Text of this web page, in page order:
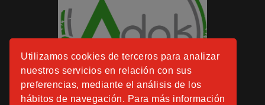
Utilizamos cookies de terceros para analizar
nuestros servicios en relación con sus
preferencias, mediante el análisis de los
hábitos de navegación. Para más información